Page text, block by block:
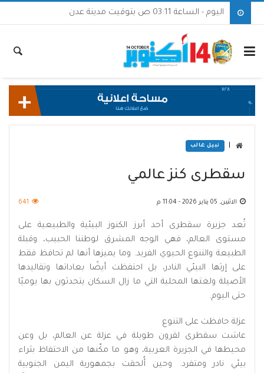
اليوم - الساعة 03:11 ص بتوقيت مدينة عدن
نبيل غالب
سقطرى كنز عالمي
الاثنين, 05 يناير 2026 - 11:04 م 641
تُعد جزيرة سقطرى أحد أبرز الكنوز البيئية والطبيعية على
مستوى العالم، فهي الوجه المشرق لوطننا الحبيب، وقبلة
الطبيعة والتنوع الحيوي الفريد. وما يميزها أنها لم تحافظ فقط
على إرثها البيئي النادر، بل احتفظت أيضًا بعاداتها وتقاليدها
الأصيلة ولغتها المحلية التي ما زال السكان يتحدثون بها يوميًا
حتى اليوم.
عزلة حافظت على التنوع
عاشت سقطرى لقرون طويلة في عزلة عن العالم، بل وعن
محيطها في الجزيرة العربية، وهو ما مكّنها من الاحتفاظ بثراء
بيئي نادر ومتفرد. وحين أُلحقت بجمهورية اليمن الجنوبية